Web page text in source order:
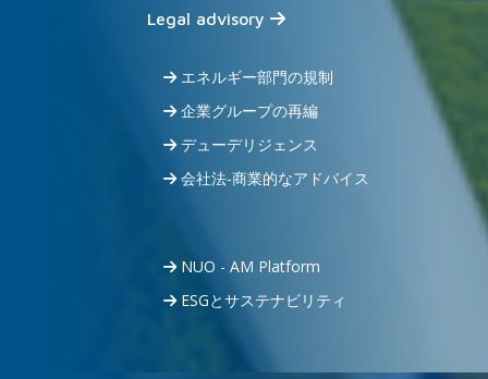
Legal advisory
エネルギー部門の規制
企業グループの再編
デューデリジェンス
会社法‐商業的なアドバイス
NUO - AM Platform
ESGとサステナビリティ